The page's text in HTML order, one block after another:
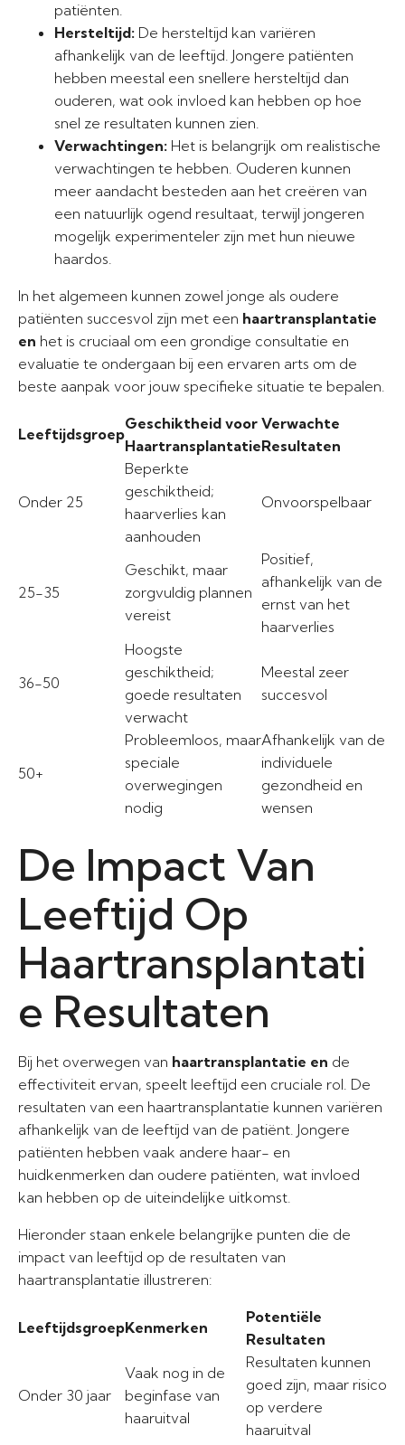
patiënten.
Hersteltijd: De hersteltijd kan variëren
afhankelijk van de leeftijd. Jongere patiënten
hebben meestal een snellere hersteltijd dan
ouderen, wat ook invloed kan hebben op hoe
snel ze resultaten kunnen zien.
Verwachtingen: Het is belangrijk om realistische
verwachtingen te hebben. Ouderen kunnen
meer aandacht besteden aan het creëren van
een natuurlijk ogend resultaat, terwijl jongeren
mogelijk experimenteler zijn met hun nieuwe
haardos.
In het algemeen kunnen zowel jonge als oudere
patiënten succesvol zijn met een haartransplantatie
en het is cruciaal om een grondige consultatie en
evaluatie te ondergaan bij een ervaren arts om de
beste aanpak voor jouw specifieke situatie te bepalen.
Leeftijdsgroep
Geschiktheid voor
Haartransplantatie
Verwachte
Resultaten
Onder 25
Beperkte
geschiktheid;
haarverlies kan
aanhouden
Onvoorspelbaar
25-35
Geschikt, maar
zorgvuldig plannen
vereist
Positief,
afhankelijk van de
ernst van het
haarverlies
36-50
Hoogste
geschiktheid;
goede resultaten
verwacht
Meestal zeer
succesvol
50+
Probleemloos, maar
speciale
overwegingen
nodig
Afhankelijk van de
individuele
gezondheid en
wensen
De Impact Van
Leeftijd Op
Haartransplantati
e Resultaten
Bij het overwegen van haartransplantatie en de
effectiviteit ervan, speelt leeftijd een cruciale rol. De
resultaten van een haartransplantatie kunnen variëren
afhankelijk van de leeftijd van de patiënt. Jongere
patiënten hebben vaak andere haar- en
huidkenmerken dan oudere patiënten, wat invloed
kan hebben op de uiteindelijke uitkomst.
Hieronder staan enkele belangrijke punten die de
impact van leeftijd op de resultaten van
haartransplantatie illustreren:
LeeftijdsgroepKenmerken
Potentiële
Resultaten
Onder 30 jaar
Vaak nog in de
beginfase van
haaruitval
Resultaten kunnen
goed zijn, maar risico
op verdere
haaruitval